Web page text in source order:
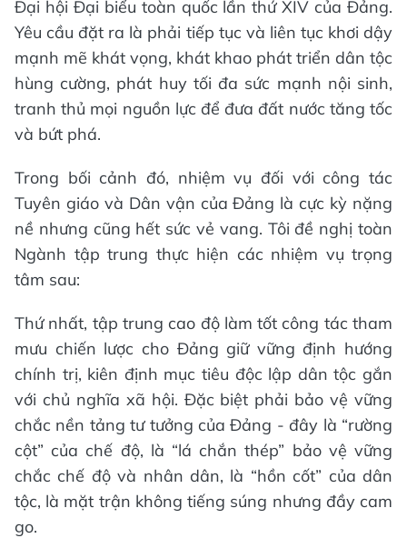
Đại hội Đại biểu toàn quốc lần thứ XIV của Đảng.
Yêu cầu đặt ra là phải tiếp tục và liên tục khơi dậy
mạnh mẽ khát vọng, khát khao phát triển dân tộc
hùng cường, phát huy tối đa sức mạnh nội sinh,
tranh thủ mọi nguồn lực để đưa đất nước tăng tốc
và bứt phá.
Trong bối cảnh đó, nhiệm vụ đối với công tác
Tuyên giáo và Dân vận của Đảng là cực kỳ nặng
nề nhưng cũng hết sức vẻ vang. Tôi đề nghị toàn
Ngành tập trung thực hiện các nhiệm vụ trọng
tâm sau:
Thứ nhất, tập trung cao độ làm tốt công tác tham
mưu chiến lược cho Đảng giữ vững định hướng
chính trị, kiên định mục tiêu độc lập dân tộc gắn
với chủ nghĩa xã hội. Đặc biệt phải bảo vệ vững
chắc nền tảng tư tưởng của Đảng - đây là “rường
cột” của chế độ, là “lá chắn thép” bảo vệ vững
chắc chế độ và nhân dân, là “hồn cốt” của dân
tộc, là mặt trận không tiếng súng nhưng đầy cam
go.